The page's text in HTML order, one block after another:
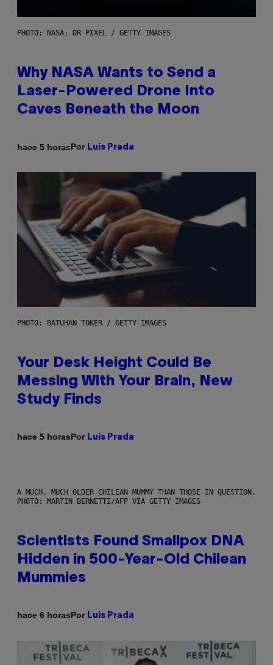
PHOTO: NASA; DR PIXEL / GETTY IMAGES
Why NASA Wants to Send a
Laser-Powered Drone Into
Caves Beneath the Moon
hace 5 horasPor Luis Prada
PHOTO: BATUHAN TOKER / GETTY IMAGES
Your Desk Height Could Be
Messing With Your Brain, New
Study Finds
hace 5 horasPor Luis Prada
A MUCH, MUCH OLDER CHILEAN MUMMY THAN THOSE IN QUESTION.
PHOTO: MARTIN BERNETTI/AFP VIA GETTY IMAGES
Scientists Found Smallpox DNA
Hidden in 500-Year-Old Chilean
Mummies
hace 6 horasPor Luis Prada